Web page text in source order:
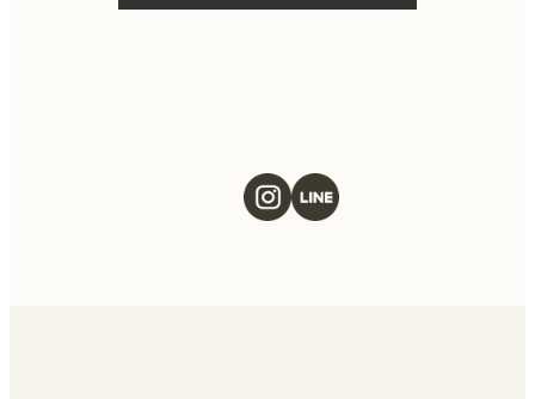
希望の場合は、ご予約の際にお気軽にご相談